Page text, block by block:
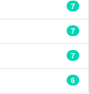
7
7
7
6